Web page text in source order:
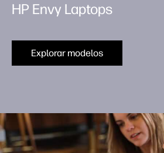
HP Envy Laptops
Explorar modelos